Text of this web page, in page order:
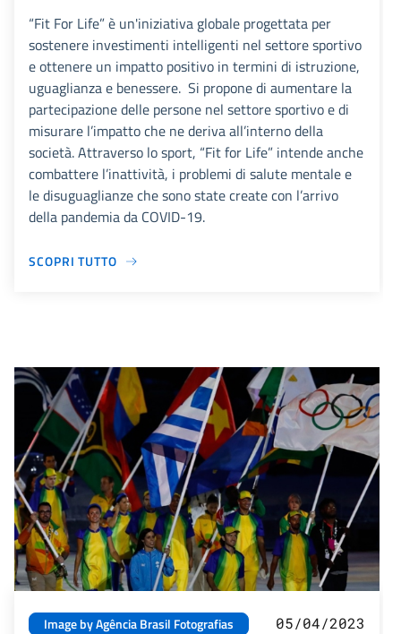
“Fit For Life” è un'iniziativa globale progettata per
sostenere investimenti intelligenti nel settore sportivo
e ottenere un impatto positivo in termini di istruzione,
uguaglianza e benessere. Si propone di aumentare la
partecipazione delle persone nel settore sportivo e di
misurare l’impatto che ne deriva all’interno della
società. Attraverso lo sport, “Fit for Life” intende anche
combattere l’inattività, i problemi di salute mentale e
le disuguaglianze che sono state create con l’arrivo
della pandemia da COVID-19.
SCOPRI TUTTO
Image by Agência Brasil Fotografias 05/04/2023